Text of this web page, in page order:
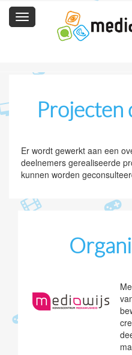
Toggle
navigation
Projecten
Er wordt gewerkt aan een
deelnemers gerealiseerde
kunnen worden